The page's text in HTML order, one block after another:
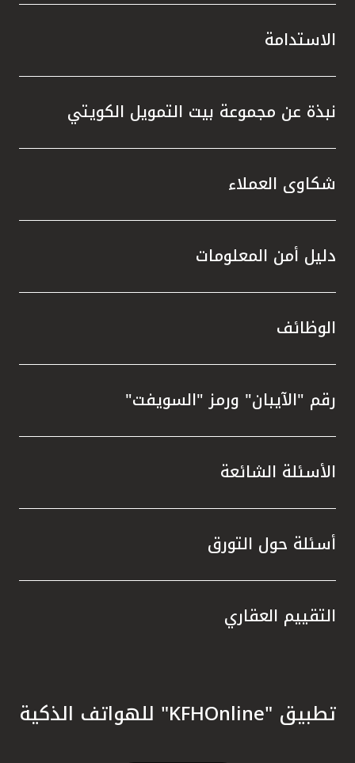
الاستدامة
نبذة عن مجموعة بيت التمويل الكويتي
شكاوى العملاء
دليل أمن المعلومات
الوظائف
رقم "الآيبان" ورمز "السويفت"
الأسئلة الشائعة
أسئلة حول التورق
التقييم العقاري
تطبيق "KFHOnline" للهواتف الذكية